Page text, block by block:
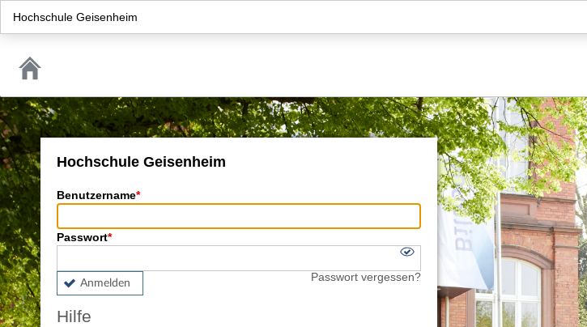
Hauptnavigation
Hochschule Geisenheim
Hochschule Geisenheim
Benutzername
Passwort
Anmelden Passwort vergessen?
Hilfe